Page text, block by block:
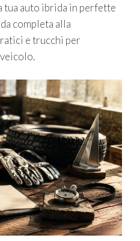
tua auto ibrida in perfette
completa alla
e trucchi per